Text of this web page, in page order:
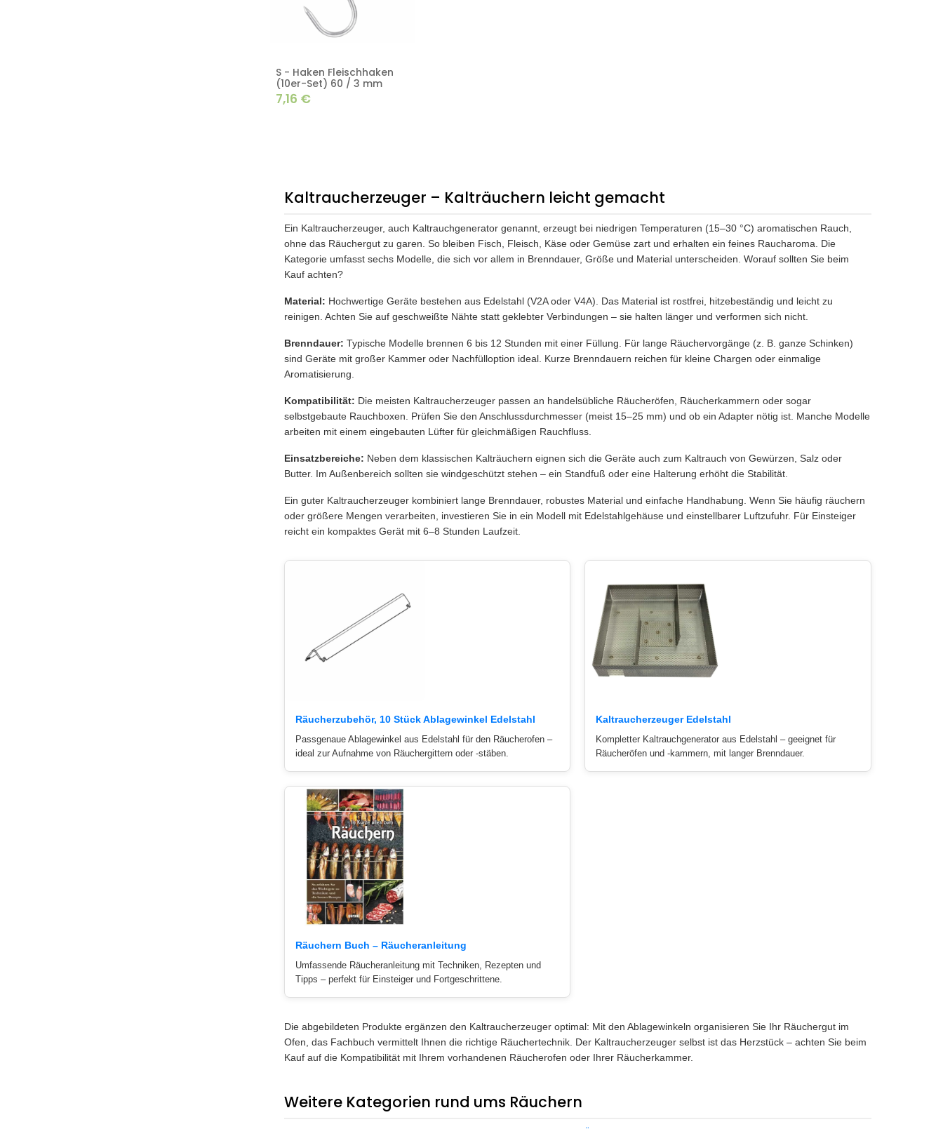
S - Haken Fleischhaken
(10er-Set) 60 / 3 mm
7,16 €
Kaltraucherzeuger – Kalträuchern leicht gemacht
Ein Kaltraucherzeuger, auch Kaltrauchgenerator genannt, erzeugt bei niedrigen Temperaturen (15–30 °C) aromatischen Rauch,
ohne das Räuchergut zu garen. So bleiben Fisch, Fleisch, Käse oder Gemüse zart und erhalten ein feines Raucharoma. Die
Kategorie umfasst sechs Modelle, die sich vor allem in Brenndauer, Größe und Material unterscheiden. Worauf sollten Sie beim
Kauf achten?
Material: Hochwertige Geräte bestehen aus Edelstahl (V2A oder V4A). Das Material ist rostfrei, hitzebeständig und leicht zu
reinigen. Achten Sie auf geschweißte Nähte statt geklebter Verbindungen – sie halten länger und verformen sich nicht.
Brenndauer: Typische Modelle brennen 6 bis 12 Stunden mit einer Füllung. Für lange Räuchervorgänge (z. B. ganze Schinken)
sind Geräte mit großer Kammer oder Nachfülloption ideal. Kurze Brenndauern reichen für kleine Chargen oder einmalige
Aromatisierung.
Kompatibilität: Die meisten Kaltraucherzeuger passen an handelsübliche Räucheröfen, Räucherkammern oder sogar
selbstgebaute Rauchboxen. Prüfen Sie den Anschlussdurchmesser (meist 15–25 mm) und ob ein Adapter nötig ist. Manche Modelle
arbeiten mit einem eingebauten Lüfter für gleichmäßigen Rauchfluss.
Einsatzbereiche: Neben dem klassischen Kalträuchern eignen sich die Geräte auch zum Kaltrauch von Gewürzen, Salz oder
Butter. Im Außenbereich sollten sie windgeschützt stehen – ein Standfuß oder eine Halterung erhöht die Stabilität.
Ein guter Kaltraucherzeuger kombiniert lange Brenndauer, robustes Material und einfache Handhabung. Wenn Sie häufig räuchern
oder größere Mengen verarbeiten, investieren Sie in ein Modell mit Edelstahlgehäuse und einstellbarer Luftzufuhr. Für Einsteiger
reicht ein kompaktes Gerät mit 6–8 Stunden Laufzeit.
Räucherzubehör, 10 Stück Ablagewinkel Edelstahl
Passgenaue Ablagewinkel aus Edelstahl für den Räucherofen –
ideal zur Aufnahme von Räuchergittern oder -stäben.
Kaltraucherzeuger Edelstahl
Kompletter Kaltrauchgenerator aus Edelstahl – geeignet für
Räucheröfen und -kammern, mit langer Brenndauer.
Räuchern Buch – Räucheranleitung
Umfassende Räucheranleitung mit Techniken, Rezepten und
Tipps – perfekt für Einsteiger und Fortgeschrittene.
Die abgebildeten Produkte ergänzen den Kaltraucherzeuger optimal: Mit den Ablagewinkeln organisieren Sie Ihr Räuchergut im
Ofen, das Fachbuch vermittelt Ihnen die richtige Räuchertechnik. Der Kaltraucherzeuger selbst ist das Herzstück – achten Sie beim
Kauf auf die Kompatibilität mit Ihrem vorhandenen Räucherofen oder Ihrer Räucherkammer.
Weitere Kategorien rund ums Räuchern